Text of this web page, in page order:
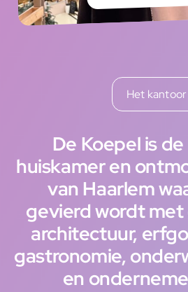
Het kantoor
De Koepel is
huiskamer en
van Haarlem
gevierd wordt met
architectuur,
gastronomie,
en